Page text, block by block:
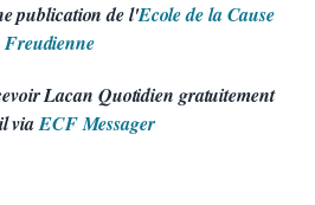
publication de l'Ecole de la Cause
Freudienne
Lacan Quotidien gratuitement
viaECF Messager